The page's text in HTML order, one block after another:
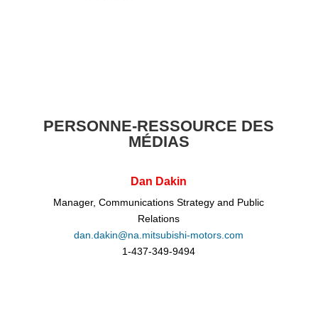
PERSONNE-RESSOURCE DES
MÉDIAS
Dan Dakin
Manager, Communications Strategy and Public
Relations
dan.dakin@na.mitsubishi-motors.com
1-437-349-9494